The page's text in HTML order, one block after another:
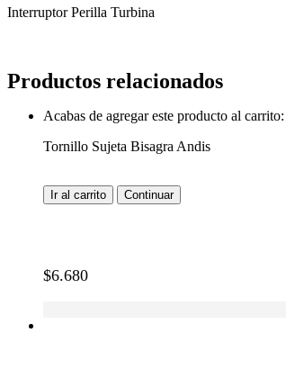
Interruptor Perilla Turbina
Productos relacionados
Acabas de agregar este producto al carrito:
Tornillo Sujeta Bisagra Andis
Ir al carrito Continuar
$6.680